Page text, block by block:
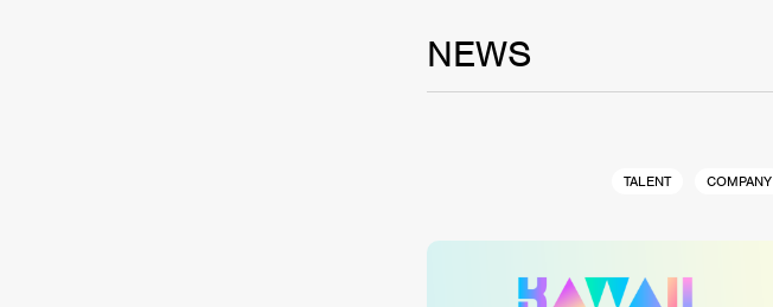
NEWS
TALENT COMPANY